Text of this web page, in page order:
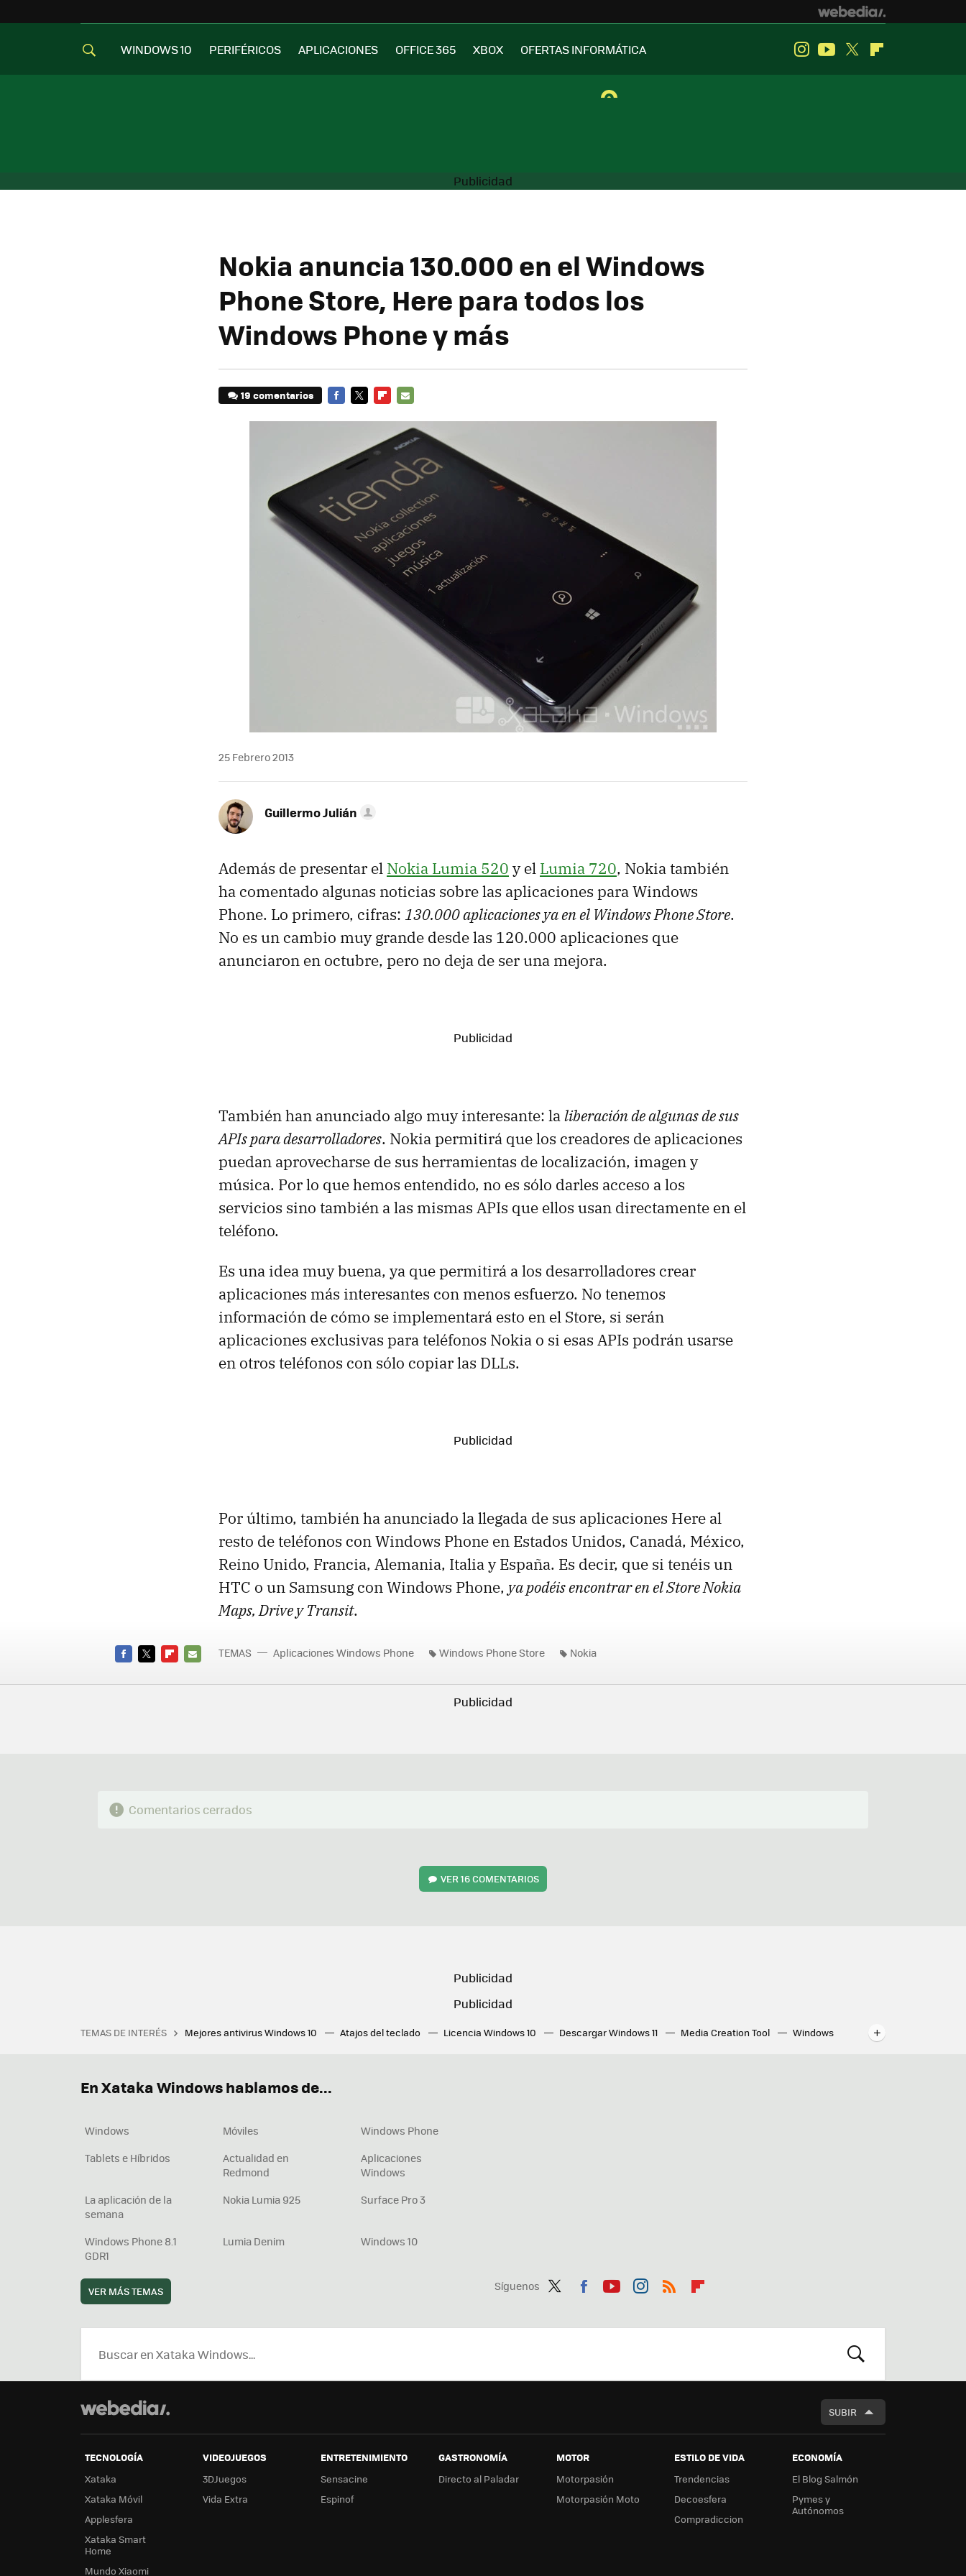
WINDOWS 10 PERIFÉRICOS APLICACIONES OFFICE 365 XBOX OFERTAS INFORMÁTICA InstagramYoutube
Twitter
Nokia anuncia 130.000 en el Windows
Phone Store, Here para todos los
Windows Phone y más
19 comentarios
MAIL
25 Febrero 2013
Guillermo Julián
Además de presentar el Nokia Lumia 520 y el Lumia 720, Nokia también
ha comentado algunas noticias sobre las aplicaciones para Windows
Phone. Lo primero, cifras: 130.000 aplicaciones ya en el Windows Phone Store.
No es un cambio muy grande desde las 120.000 aplicaciones que
anunciaron en octubre, pero no deja de ser una mejora.
También han anunciado algo muy interesante: laliberación de algunas de sus
APIs para desarrolladores. Nokia permitirá que los creadores de aplicaciones
puedan aprovecharse de sus herramientas de localización, imagen y
música. Por lo que hemos entendido, no es sólo darles acceso a los
servicios sino también a las mismas APIs que ellos usan directamente en el
teléfono.
Es una idea muy buena, ya que permitirá a los desarrolladores crear
aplicaciones más interesantes con menos esfuerzo. No tenemos
información de cómo se implementará esto en el Store, si serán
aplicaciones exclusivas para teléfonos Nokia o si esas APIs podrán usarse
en otros teléfonos con sólo copiar las DLLs.
Por último, también ha anunciado la llegada de sus aplicaciones Here al
resto de teléfonos con Windows Phone en Estados Unidos, Canadá, México,
Reino Unido, Francia, Alemania, Italia y España. Es decir, que si tenéis un
HTC o un Samsung con Windows Phone, ya podéis encontrar en el Store Nokia
Maps, Drive y Transit.
MAIL
TEMAS Aplicaciones Windows Phone Windows Phone Store Nokia
Comentarios cerrados
VER16 COMENTARIOS
TEMAS DE INTERÉS Mejores antivirus Windows 10 Atajos del teclado Licencia Windows 10 Descargar Windows 11 Media Creation Tool
Windows
Síguenos
ter
ebo tub agr
boa
En Xataka Windows hablamos de...
Windows Móviles
Windows Phone
Tablets e Híbridos
Actualidad en
Redmond
Aplicaciones
Windows
La aplicación de la
semana
Nokia Lumia 925 Surface Pro 3
Windows Phone 8.1
GDR1
Lumia Denim Windows 10
VER MÁS TEMAS
BUSCAR
SUBIR
TECNOLOGÍA
Xataka
Xataka Móvil
Applesfera
Xataka Smart
Home
Mundo Xiaomi
VIDEOJUEGOS
3DJuegos
Vida Extra
ENTRETENIMIENTO
Sensacine
Espinof
GASTRONOMÍA
Directo al Paladar
MOTOR
Motorpasión
Motorpasión Moto
ESTILO DE VIDA
Trendencias
Decoesfera
Compradiccion
ECONOMÍA
El Blog Salmón
Pymes y
Autónomos